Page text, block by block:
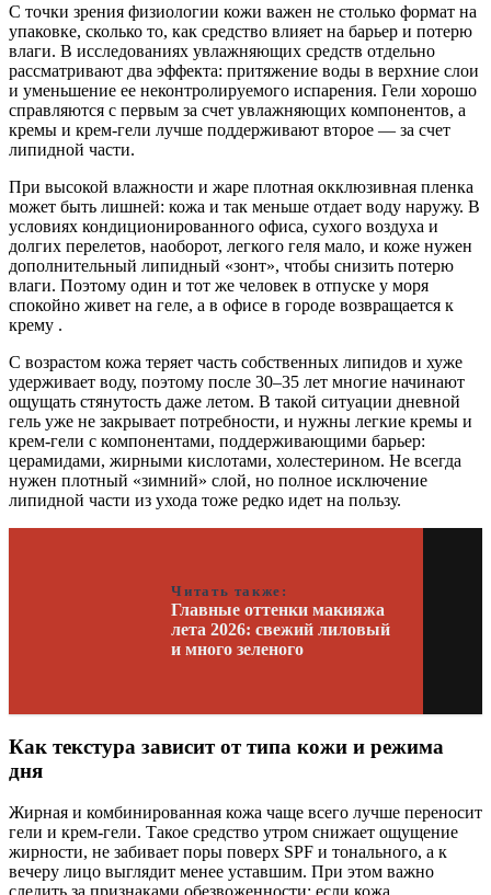
С точки зрения физиологии кожи важен не столько формат на
упаковке, сколько то, как средство влияет на барьер и потерю
влаги. В исследованиях увлажняющих средств отдельно
рассматривают два эффекта: притяжение воды в верхние слои
и уменьшение ее неконтролируемого испарения. Гели хорошо
справляются с первым за счет увлажняющих компонентов, а
кремы и крем-гели лучше поддерживают второе — за счет
липидной части.
При высокой влажности и жаре плотная окклюзивная пленка
может быть лишней: кожа и так меньше отдает воду наружу. В
условиях кондиционированного офиса, сухого воздуха и
долгих перелетов, наоборот, легкого геля мало, и коже нужен
дополнительный липидный «зонт», чтобы снизить потерю
влаги. Поэтому один и тот же человек в отпуске у моря
спокойно живет на геле, а в офисе в городе возвращается к
крему .
С возрастом кожа теряет часть собственных липидов и хуже
удерживает воду, поэтому после 30–35 лет многие начинают
ощущать стянутость даже летом. В такой ситуации дневной
гель уже не закрывает потребности, и нужны легкие кремы и
крем-гели с компонентами, поддерживающими барьер:
церамидами, жирными кислотами, холестерином. Не всегда
нужен плотный «зимний» слой, но полное исключение
липидной части из ухода тоже редко идет на пользу.
Читать также:
Главные оттенки макияжа
лета 2026: свежий лиловый
и много зеленого
Как текстура зависит от типа кожи и режима
дня
Жирная и комбинированная кожа чаще всего лучше переносит
гели и крем-гели. Такое средство утром снижает ощущение
жирности, не забивает поры поверх SPF и тонального, а к
вечеру лицо выглядит менее уставшим. При этом важно